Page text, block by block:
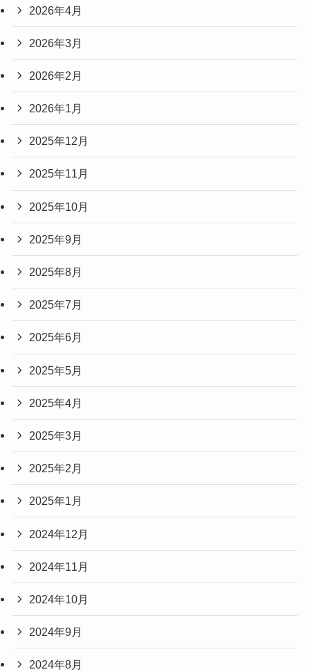
2026年4月
2026年3月
2026年2月
2026年1月
2025年12月
2025年11月
2025年10月
2025年9月
2025年8月
2025年7月
2025年6月
2025年5月
2025年4月
2025年3月
2025年2月
2025年1月
2024年12月
2024年11月
2024年10月
2024年9月
2024年8月